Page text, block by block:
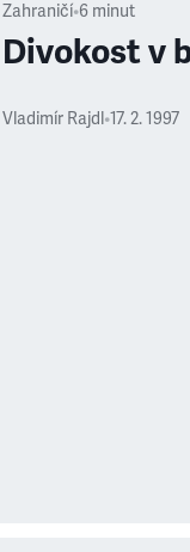
Zahraničí•6 minut
Divokost v
Vladimír Rajdl •17. 2. 1997